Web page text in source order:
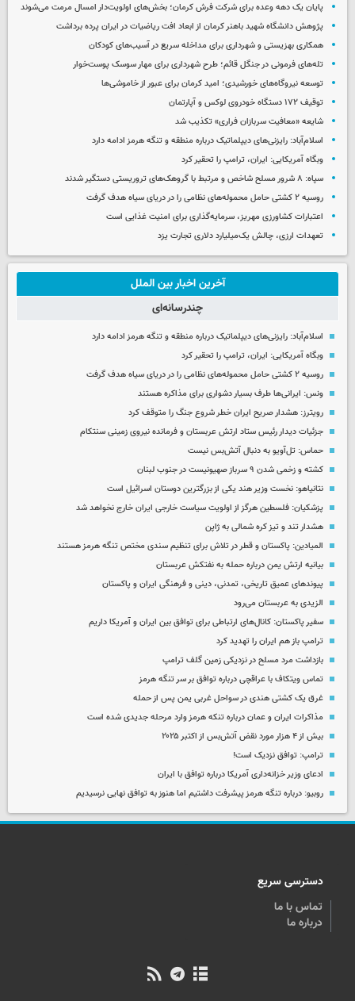
پایان یک دهه وعده برای شرکت فرش کرمان؛ بخش‌های اولویت‌دار امسال مرمت می‌شوند
پژوهش دانشگاه شهید باهنر کرمان از ابعاد افت ریاضیات در ایران پرده برداشت
همکاری بهزیستی و شهرداری برای مداخله سریع در آسیب‌های کودکان
تله‌های فرمونی در جنگل قائم؛ طرح شهرداری برای مهار سوسک پوست‌خوار
توسعه نیروگاه‌های خورشیدی؛ امید کرمان برای عبور از خاموشی‌ها
توقیف ۱۷۲ دستگاه خودروی لوکس و آپارتمان
شایعه «معافیت سربازان فراری» تکذیب شد
اسلام‌آباد: رایزنی‌های دیپلماتیک درباره منطقه و تنگه هرمز ادامه دارد
وبگاه آمریکایی: ایران، ترامپ را تحقیر کرد
سپاه: ۸ شرور مسلح شاخص و مرتبط با گروهک‌های تروریستی دستگیر شدند
روسیه ۲ کشتی حامل محموله‌های نظامی را در دریای سیاه هدف گرفت
اعتبارات کشاورزی مهریز، سرمایه‌گذاری برای امنیت غذایی است
تعهدات ارزی، چالش یک‌میلیارد دلاری تجارت یزد
آخرین اخبار بین الملل
چندرسانه‌ای
اسلام‌آباد: رایزنی‌های دیپلماتیک درباره منطقه و تنگه هرمز ادامه دارد
وبگاه آمریکایی: ایران، ترامپ را تحقیر کرد
روسیه ۲ کشتی حامل محموله‌های نظامی را در دریای سیاه هدف گرفت
ونس: ایرانی‌ها طرف بسیار دشواری برای مذاکره هستند
رویترز: هشدار صریح ایران خطر شروع جنگ را متوقف کرد
جزئیات دیدار رئیس ستاد ارتش عربستان و فرمانده نیروی زمینی سنتکام
حماس: تل‌آویو به دنبال آتش‌بس نیست
کشته و زخمی شدن ۹ سرباز صهیونیست در جنوب لبنان
نتانیاهو: نخست وزیر هند یکی از بزرگترین دوستان اسرائیل است
پزشکیان: فلسطین هرگز از اولویت سیاست خارجی ایران خارج نخواهد شد
هشدار تند و تیز کره شمالی به ژاپن
المیادین: پاکستان و قطر در تلاش برای تنظیم سندی مختص تنگه هرمز هستند
بیانیه ارتش یمن درباره حمله به نفتکش عربستان
پیوندهای عمیق تاریخی، تمدنی، دینی و فرهنگی ایران و پاکستان
الزیدی به عربستان می‌رود
سفیر پاکستان: کانال‌های ارتباطی برای توافق بین ایران و آمریکا داریم
ترامپ باز هم ایران را تهدید کرد
بازداشت مرد مسلح در نزدیکی زمین گلف ترامپ
تماس ویتکاف با عراقچی درباره توافق بر سر تنگه هرمز
غرق یک کشتی هندی در سواحل غربی یمن پس از حمله
مذاکرات ایران و عمان درباره تنکه هرمز وارد مرحله جدیدی شده است
بیش از ۴ هزار مورد نقض آتش‌بس از اکتبر ۲۰۲۵
ترامپ: توافق نزدیک است!
ادعای وزیر خزانه‌داری آمریکا درباره توافق با ایران
روبیو: درباره تنگه هرمز پیشرفت داشتیم اما هنوز به توافق نهایی نرسیدیم
دسترسی سریع
تماس با ما
درباره ما